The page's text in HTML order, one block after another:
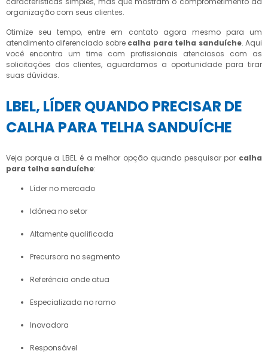
organização com seus clientes.
Otimize seu tempo, entre em contato agora mesmo para um
atendimento diferenciado sobre calha para telha sanduíche. Aqui
você encontra um time com profissionais atenciosos com as
solicitações dos clientes, aguardamos a oportunidade para tirar
suas dúvidas.
LBEL, LÍDER QUANDO PRECISAR DE
CALHA PARA TELHA SANDUÍCHE
Veja porque a LBEL é a melhor opção quando pesquisar por calha
para telha sanduíche:
líder no mercado
idônea no setor
altamente qualificada
precursora no segmento
referência onde atua
especializada no ramo
inovadora
responsável